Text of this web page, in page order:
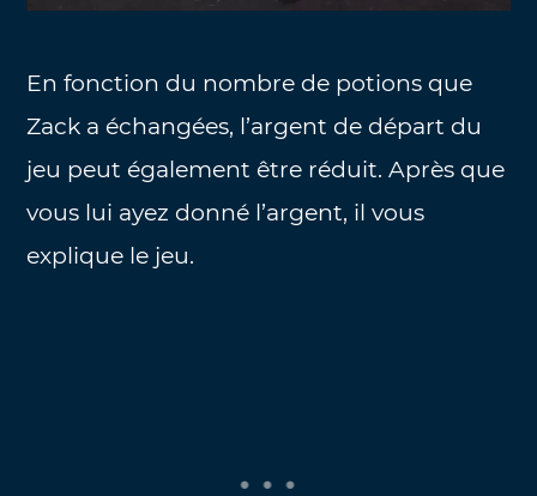
En fonction du nombre de potions que
Zack a échangées, l’argent de départ du
jeu peut également être réduit. Après que
vous lui ayez donné l’argent, il vous
explique le jeu.